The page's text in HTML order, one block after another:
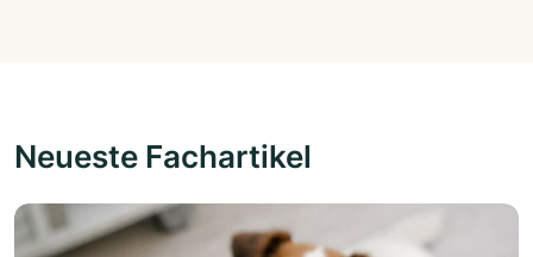
Neueste Fachartikel